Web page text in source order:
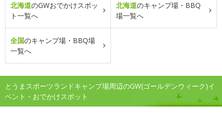
北海道のGWおでかけスポッ
ト一覧へ
北海道のキャンプ場・BBQ
場一覧へ
全国のキャンプ場・BBQ場
一覧へ
とうまスポーツランドキャンプ場周辺のGW(ゴールデンウィーク)イ
ベント・おでかけスポット